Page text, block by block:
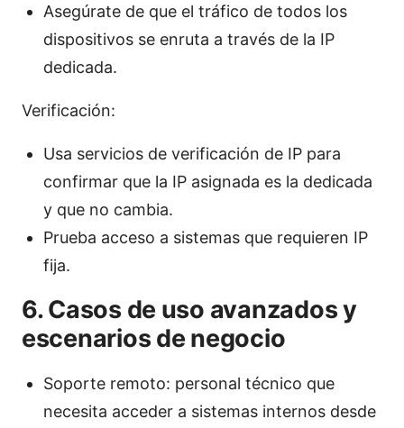
Asegúrate de que el tráfico de todos los
dispositivos se enruta a través de la IP
dedicada.
Verificación:
Usa servicios de verificación de IP para
confirmar que la IP asignada es la dedicada
y que no cambia.
Prueba acceso a sistemas que requieren IP
fija.
6. Casos de uso avanzados y
escenarios de negocio
Soporte remoto: personal técnico que
necesita acceder a sistemas internos desde